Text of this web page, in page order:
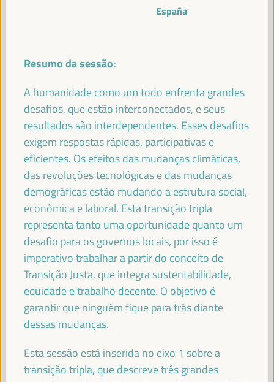
Primeira Vice-Presidente e Ministra das Finanças -
Governo espanhol
Espanha
ANTONIO SANZ
Ministro da Presidência, Interior, Diálogo Social e
Simplificação Administrativa - Junta de AndalucíaEspaña
FRANCISCO REYES
Presidente - Fundo Andaluz de Municípios para a
Solidariedade Internacional (FAMSI)
FRANCISCO JAVIER FERNÁNDEZ DE LOS
RÍOS TORRES
Presidente - Conselho Provincial de SevilhaEspaña
España
Resumo da sessão:
A humanidade como um todo enfrenta grandes
desafios, que estão interconectados, e seus
resultados são interdependentes. Esses desafios
exigem respostas rápidas, participativas e
eficientes. Os efeitos das mudanças climáticas,
das revoluções tecnológicas e das mudanças
demográficas estão mudando a estrutura social,
econômica e laboral. Esta transição tripla
representa tanto uma oportunidade quanto um
desafio para os governos locais, por isso é
imperativo trabalhar a partir do conceito de
Transição Justa, que integra sustentabilidade,
equidade e trabalho decente. O objetivo é
garantir que ninguém fique para trás diante
dessas mudanças.
Esta sessão está inserida no eixo 1 sobre a
transição tripla, que descreve três grandes